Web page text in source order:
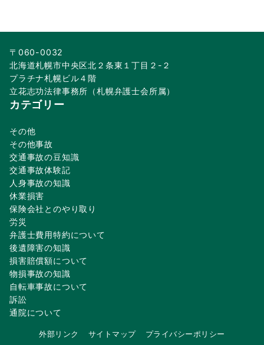
〒060-0032
北海道札幌市中央区北２条東１丁目２-２
プラチナ札幌ビル４階
立花志功法律事務所（札幌弁護士会所属）
カテゴリー
その他
その他事故
交通事故の豆知識
交通事故体験記
人身事故の知識
休業損害
保険会社とのやり取り
労災
弁護士費用特約について
後遺障害の知識
損害賠償額について
物損事故の知識
自転車事故について
訴訟
通院について
外部リンク サイトマップ プライバシーポリシー